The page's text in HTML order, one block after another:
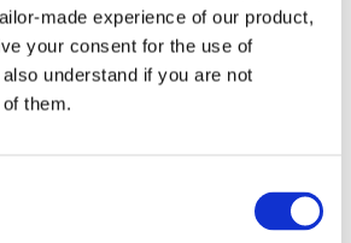
made experience of our product,
your consent for the use of
understand if you are not
them.
have an account yet?
Sign-up here!
darauf mit Ihnen zu
auch nur zu chatten.